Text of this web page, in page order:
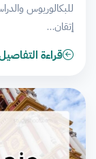
للبكالوريوس
إتقان…
قراءة